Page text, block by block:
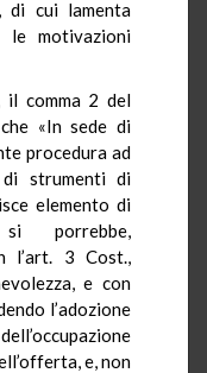
, di cui lamenta
le motivazioni
il comma 2 del
«In sede di
procedura ad
di strumenti di
elemento di
si porrebbe,
l’art. 3 Cost.,
e con
l’adozione
e, non